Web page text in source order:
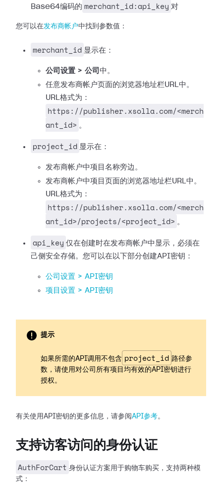
Base64编码的 merchant_id:api_key 对
您可以在发布商帐户中找到参数值：
merchant_id 显示在：
公司设置 > 公司 中。
任意发布商帐户页面的浏览器地址栏URL中。
URL格式为：
https://publisher.xsolla.com/<merch
ant_id> 。
project_id 显示在：
发布商帐户中项目名称旁边。
发布商帐户中项目页面的浏览器地址栏URL中。
URL格式为：
https://publisher.xsolla.com/<merch
ant_id>/projects/<project_id> 。
api_key 仅在创建时在发布商帐户中显示，必须在
己侧安全存储。您可以在以下部分创建API密钥：
公司设置 > API密钥
项目设置 > API密钥
提示
如果所需的API调用不包含 project_id 路径参
数，请使用对公司所有项目均有效的API密钥进行
授权。
有关使用API密钥的更多信息，请参阅 API参考。
支持访客访问的身份认证
AuthForCart 身份认证方案用于购物车购买，支持两种模
式：